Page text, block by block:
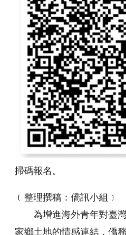
掃碼報名。
﹝整理撰稿：僑訊小組﹞
為增進海外青年對臺灣
家鄉土地的情感連結，僑